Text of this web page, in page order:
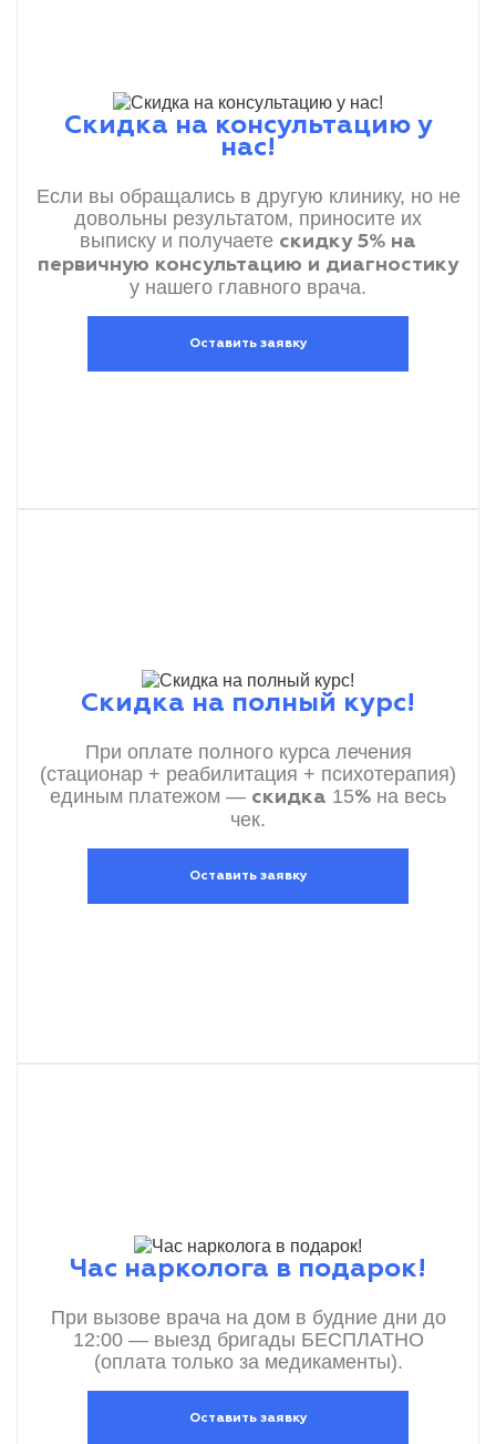
Скидка на консультацию у
нас!
Если вы обращались в другую клинику, но не
довольны результатом, приносите их
выписку и получаете скидку 5% на
первичную консультацию и диагностику
у нашего главного врача.
Оставить заявку
Скидка на полный курс!
При оплате полного курса лечения
(стационар + реабилитация + психотерапия)
единым платежом — скидка 15% на весь
чек.
Оставить заявку
Час нарколога в подарок!
При вызове врача на дом в будние дни до
12:00 — выезд бригады БЕСПЛАТНО
(оплата только за медикаменты).
Оставить заявку